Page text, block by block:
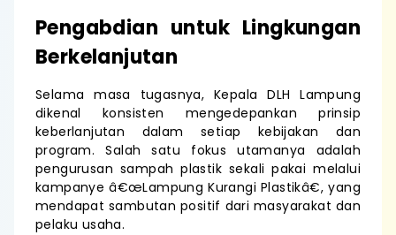
Pengabdian untuk Lingkungan
Berkelanjutan
Selama masa tugasnya, Kepala DLH Lampung
dikenal konsisten mengedepankan prinsip
keberlanjutan dalam setiap kebijakan dan
program. Salah satu fokus utamanya adalah
pengurusan sampah plastik sekali pakai melalui
kampanye â€œLampung Kurangi Plastikâ€, yang
mendapat sambutan positif dari masyarakat dan
pelaku usaha.